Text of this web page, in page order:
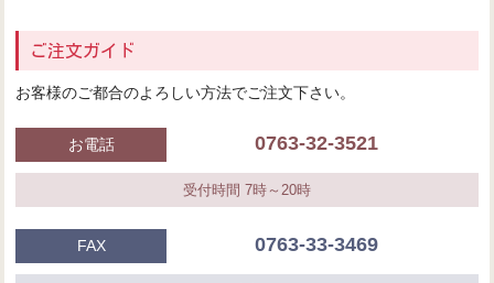
ご注文ガイド
お客様のご都合のよろしい方法でご注文下さい。
お電話 0763-32-3521
受付時間 7時～20時
FAX 0763-33-3469